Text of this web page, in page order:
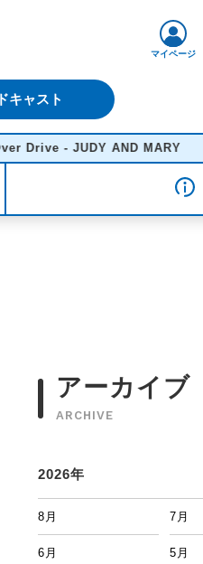
キャスト
マイページ
- JUDY AND MARY
アーカイブ
ARCHIVE
2026年
8月 7月
6月 5月